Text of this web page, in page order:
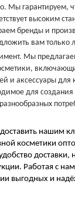
Мы гарантируем,
высоким
бренды и
вам только
Мы
и аксессуары
для
нашим
косметики
Работая с
выгодных и